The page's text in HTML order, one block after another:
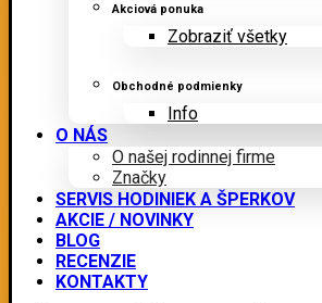
Akciová ponuka
Zobraziť všetky
Obchodné podmienky
Info
O NÁS
O našej rodinnej firme
Značky
SERVIS HODINIEK A ŠPERKOV
AKCIE / NOVINKY
BLOG
RECENZIE
KONTAKTY